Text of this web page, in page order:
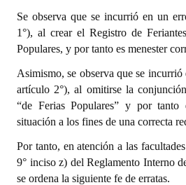
Dictámenes Asesoría Letrada
Actas de Sesión
Informes de Unidad Coordinadora
Ejecución Presupuestaria
Actas de Audiencias Públicas
NORMATIVA
Se observa que se incurrió en un
1°), al crear el Registro de
Populares, y por tanto es menester
Asimismo, se observa que se
artículo 2°), al omitirse la
“de Ferias Populares” y por tanto
situación a los fines de una correcta
Por tanto, en atención a las
9° inciso z) del Reglamento Interno
se ordena la siguiente fe de erratas.